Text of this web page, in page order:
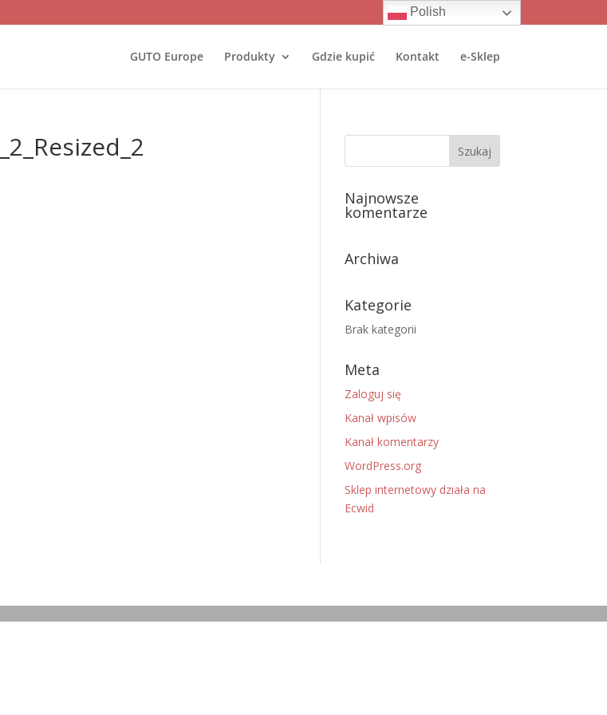
GUTO Europe Produkty Gdzie kupić Kontakt e-Sklep
Najnowsze
komentarze
Archiwa
Kategorie
Brak kategorii
Meta
Zaloguj się
Kanał wpisów
Kanał komentarzy
WordPress.org
Sklep internetowy działa na
Ecwid
Polish